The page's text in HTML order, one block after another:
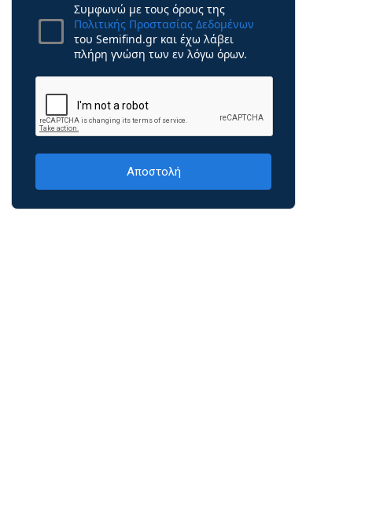
Συμφωνώ με τους όρους της
Πολιτικής Προστασίας Δεδομένων
του Semifind.gr και έχω λάβει
πλήρη γνώση των εν λόγω όρων.